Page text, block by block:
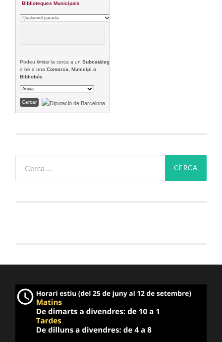
Biblioteques Municipals
Podeu limitar la cerca a unSubcatàleg
o bé a unaComarca, Municipi o
Bibliobús